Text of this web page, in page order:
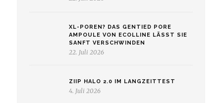
XL-POREN? DAS GENTIED PORE
AMPOULE VON ECOLLINE LÄSST SIE
SANFT VERSCHWINDEN
22. Juli 2026
ZIIP HALO 2.0 IM LANGZEITTEST
4. Juli 2026